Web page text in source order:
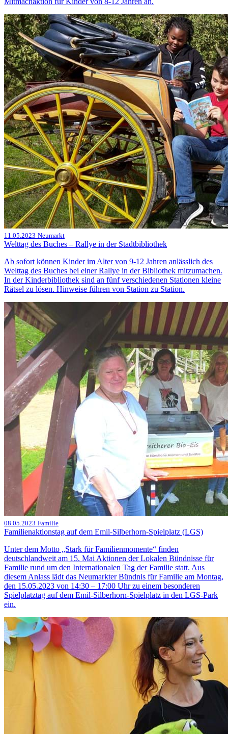
11.05.2023 Neumarkt
Welttag des Buches – Rallye in der Stadtbibliothek
Ab sofort können Kinder im Alter von 9-12 Jahren anlässlich des
Welttag des Buches bei einer Rallye in der Bibliothek mitzumachen.
In der Kinderbibliothek sind an fünf verschiedenen Stationen kleine
Rätsel zu lösen. Hinweise führen von Station zu Station.
08.05.2023 Familie
Familienaktionstag auf dem Emil-Silberhorn-Spielplatz (LGS)
Unter dem Motto „Stark für Familienmomente“ finden
deutschlandweit am 15. Mai Aktionen der Lokalen Bündnisse für
Familie rund um den Internationalen Tag der Familie statt. Aus
diesem Anlass lädt das Neumarkter Bündnis für Familie am Montag,
den 15.05.2023 von 14:30 – 17:00 Uhr zu einem besonderen
Spielplatztag auf dem Emil-Silberhorn-Spielplatz in den LGS-Park
ein.